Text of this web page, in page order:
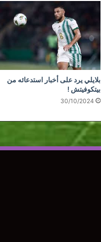
بلايلي يرد على أخبار استدعائه من
بيتكوفيتش !
30/10/2024